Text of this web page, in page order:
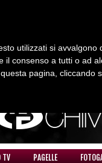
TV PAGELLE
utilizzati si
il consenso a tutti o ad
pagina, cliccando